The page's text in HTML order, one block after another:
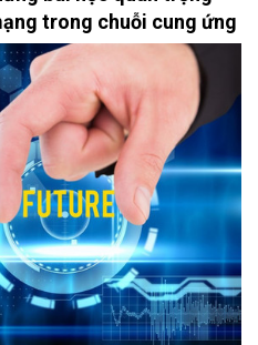
trong chuỗi cung ứng